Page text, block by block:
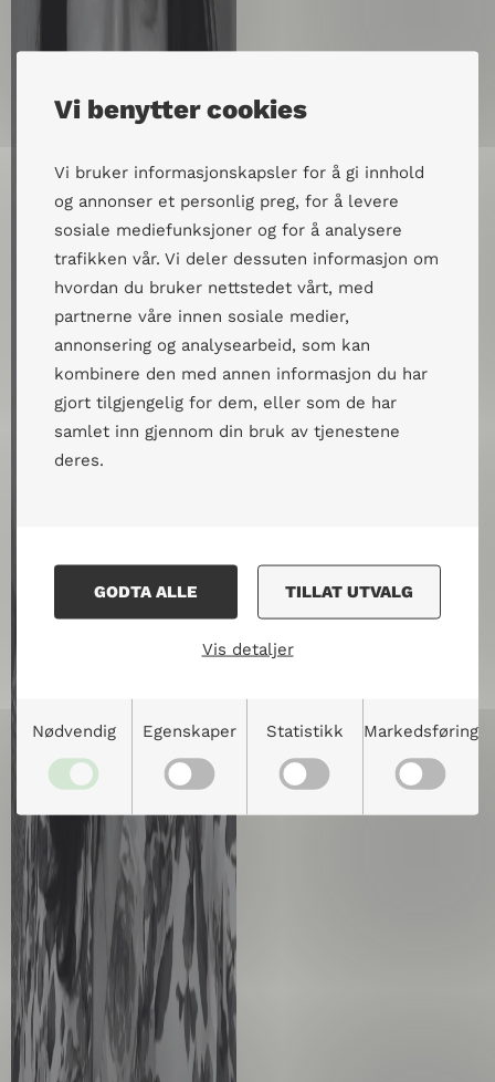
Vi benytter cookies
Vi bruker informasjonskapsler for å gi innhold
og annonser et personlig preg, for å levere
sosiale mediefunksjoner og for å analysere
trafikken vår. Vi deler dessuten informasjon om
hvordan du bruker nettstedet vårt, med
partnerne våre innen sosiale medier,
annonsering og analysearbeid, som kan
kombinere den med annen informasjon du har
gjort tilgjengelig for dem, eller som de har
samlet inn gjennom din bruk av tjenestene
deres.
GODTA ALLE TILLAT UTVALG
Vis detaljer
Nødvendig Egenskaper Statistikk Markedsføring